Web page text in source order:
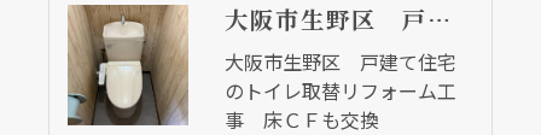
大阪市生野区 戸建て住宅のトイレ取替リフォーム工事 床ＣＦも交換
大阪市生野区 戸建て住宅
のトイレ取替リフォーム工
事 床ＣＦも交換